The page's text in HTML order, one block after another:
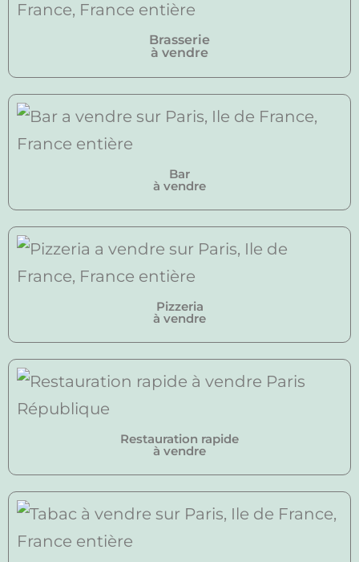
Brasserie
à vendre
Bar
à vendre
Pizzeria
à vendre
Restauration rapide
à vendre